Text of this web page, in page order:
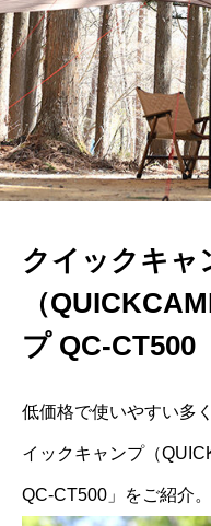
クイックキャ
（
プ QC-CT500
低価格で使いやすい多
イックキャンプ（
QC-CT500」をご紹介。